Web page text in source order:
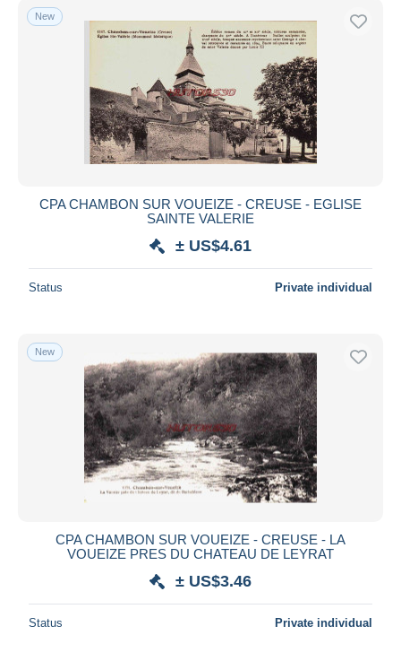
New
CPA CHAMBON SUR VOUEIZE - CREUSE - EGLISE
SAINTE VALERIE
± US$4.61
Status Private individual
New
CPA CHAMBON SUR VOUEIZE - CREUSE - LA
VOUEIZE PRES DU CHATEAU DE LEYRAT
± US$3.46
Status Private individual